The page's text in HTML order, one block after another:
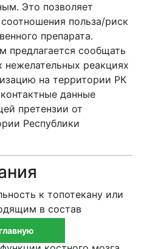
Это позволяет
польза/риск
препарата.
предлагается сообщать
реакциях
на территории РК
данные
претензии от
Республики
к топотекану или
в состав